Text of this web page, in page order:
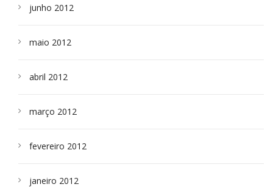
junho 2012
maio 2012
abril 2012
março 2012
fevereiro 2012
janeiro 2012